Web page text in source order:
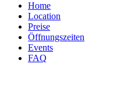
Home
Location
Preise
Öffnungszeiten
Events
FAQ